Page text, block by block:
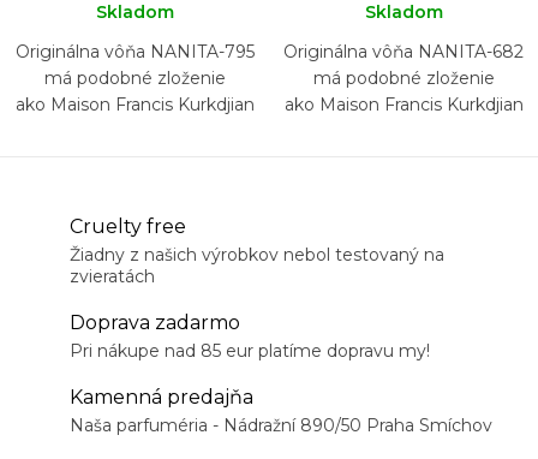
Skladom
Originálna vôňa NANITA-795
má podobné zloženie
ako Maison Francis Kurkdjian
Skladom
Originálna vôňa NANITA-682
má podobné zloženie
ako Maison Francis Kurkdjian
Cruelty free
Žiadny z našich výrobkov nebol testovaný na
zvieratách
Doprava zadarmo
Pri nákupe nad 85 eur platíme dopravu my!
Kamenná predajňa
Naša parfuméria - Nádražní 890/50 Praha Smíchov